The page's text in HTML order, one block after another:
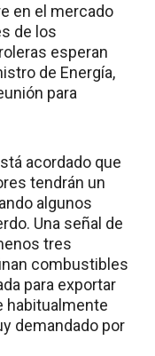
en el mercado
de los
esperan
de Energía,
para
acordado que
tendrán un
algunos
Una señal de
tres
combustibles
para exportar
habitualmente
demandado por